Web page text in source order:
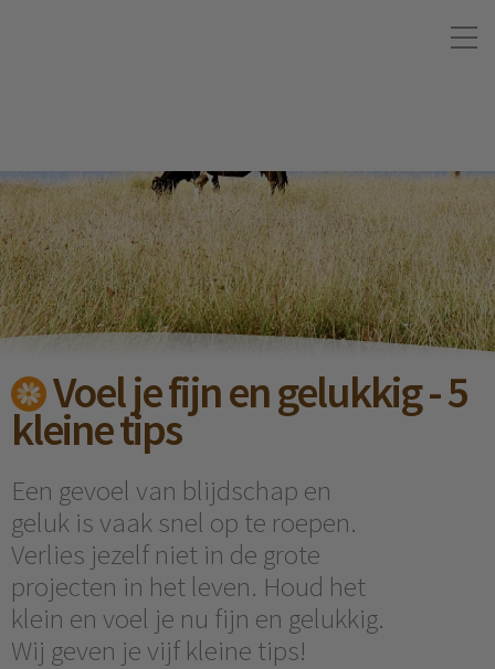
Voel je fijn en gelukkig - 5
kleine tips
Een gevoel van blijdschap en
geluk is vaak snel op te roepen.
Verlies jezelf niet in de grote
projecten in het leven. Houd het
klein en voel je nu fijn en gelukkig.
Wij geven je vijf kleine tips!